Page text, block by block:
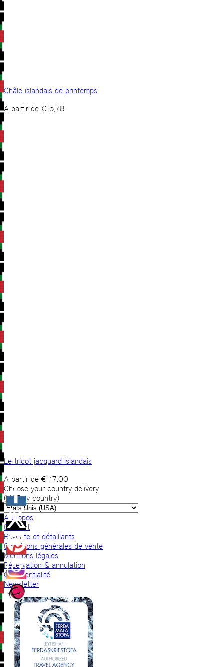
Châle islandais de printemps
A partir de € 5,78
Le tricot jacquard islandais
A partir de € 17,00
Choose your country delivery
(VAT by country)
A propos
Contact
Revente et détaillants
Conditions générales de vente
Mentions légales
Réservation & annulation
Confidentialité
Newsletter